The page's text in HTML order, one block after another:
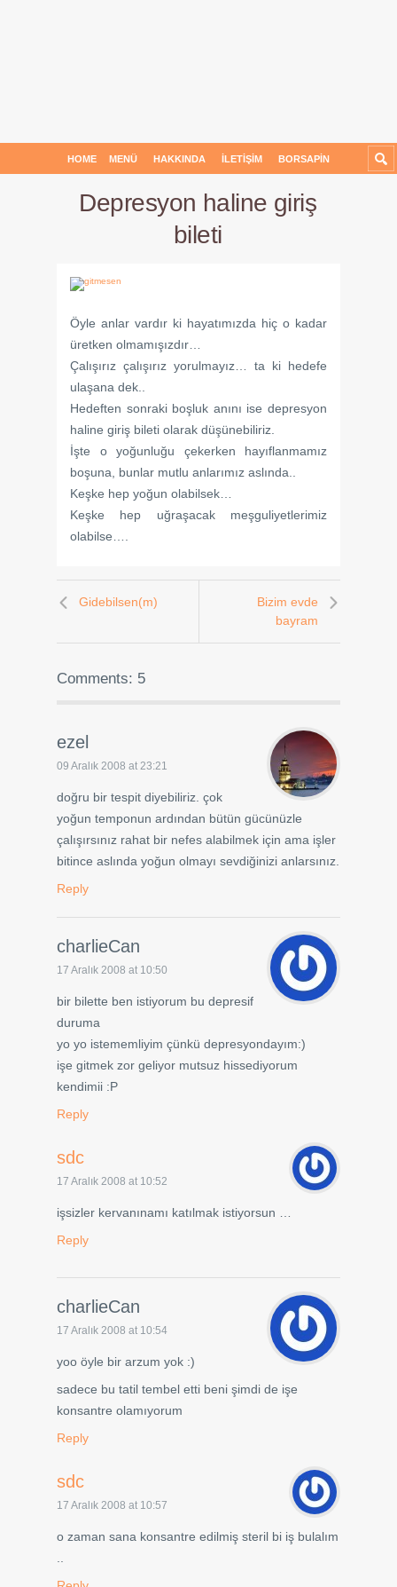
HOME MENÜ HAKKINDA İLETIŞIM BORSAPIN
Depresyon haline giriş
bileti
Öyle anlar vardır ki hayatımızda hiç o kadar
üretken olmamışızdır…
Çalışırız çalışırız yorulmayız… ta ki hedefe
ulaşana dek..
Hedeften sonraki boşluk anını ise depresyon
haline giriş bileti olarak düşünebiliriz.
İşte o yoğunluğu çekerken hayıflanmamız
boşuna, bunlar mutlu anlarımız aslında..
Keşke hep yoğun olabilsek…
Keşke hep uğraşacak meşguliyetlerimiz
olabilse….
Gidebilsen(m)
Bizim evde
bayram
Comments: 5
ezel
09 Aralık 2008 at 23:21
doğru bir tespit diyebiliriz. çok
yoğun temponun ardından bütün gücünüzle
çalışırsınız rahat bir nefes alabilmek için ama işler
bitince aslında yoğun olmayı sevdiğinizi anlarsınız.
Reply
charlieCan
17 Aralık 2008 at 10:50
bir bilette ben istiyorum bu depresif
duruma
yo yo istememliyim çünkü depresyondayım:)
işe gitmek zor geliyor mutsuz hissediyorum
kendimii :P
Reply
sdc
17 Aralık 2008 at 10:52
işsizler kervanınamı katılmak istiyorsun …
Reply
charlieCan
17 Aralık 2008 at 10:54
yoo öyle bir arzum yok :)
sadece bu tatil tembel etti beni şimdi de işe
konsantre olamıyorum
Reply
sdc
17 Aralık 2008 at 10:57
o zaman sana konsantre edilmiş steril bi iş bulalım